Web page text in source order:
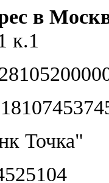
в
к.1
Точка"